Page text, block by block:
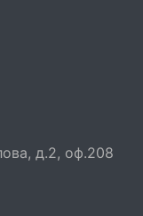
д.2, оф.208